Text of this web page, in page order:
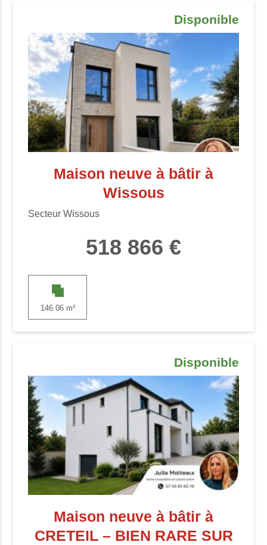
Disponible
Maison neuve à bâtir à
Wissous
Secteur Wissous
518 866 €
146.06 m²
Disponible
Maison neuve à bâtir à
CRETEIL – BIEN RARE SUR